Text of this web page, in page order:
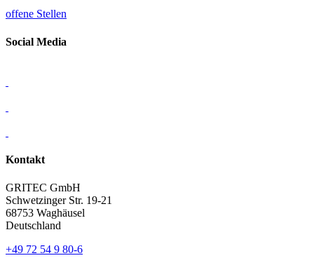
offene Stellen
Social Media
Kontakt
GRITEC GmbH
Schwetzinger Str. 19-21
68753 Waghäusel
Deutschland
+49 72 54 9 80-6